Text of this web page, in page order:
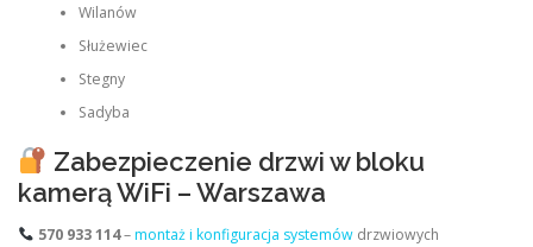
Wilanów
Służewiec
Stegny
Sadyba
Zabezpieczenie drzwi w bloku
kamerą WiFi – Warszawa
570 933 114–montaż i konfiguracja systemówdrzwiowych